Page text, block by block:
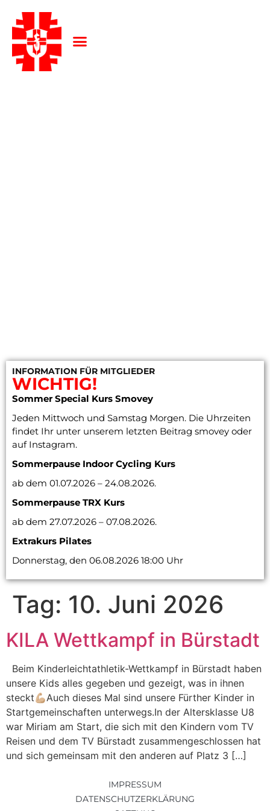
INFORMATION FÜR MITGLIEDER
WICHTIG!
Sommer Special Kurs Smovey
Jeden Mittwoch und Samstag Morgen. Die Uhrzeiten
findet Ihr unter unserem letzten Beitrag smovey oder
auf Instagram.
Sommerpause Indoor Cycling Kurs
ab dem 01.07.2026 – 24.08.2026.
Sommerpause TRX Kurs
ab dem 27.07.2026 – 07.08.2026.
Extrakurs Pilates
Donnerstag, den 06.08.2026 18:00 Uhr
Tag: 10. Juni 2026
KILA Wettkampf in Bürstadt
Beim Kinderleichtathletik-Wettkampf in Bürstadt haben
unsere Kids alles gegeben und gezeigt, was in ihnen
steckt💪🏼Auch dieses Mal sind unsere Fürther Kinder in
Startgemeinschaften unterwegs.In der Altersklasse U8
war Miriam am Start, die sich mit den Kindern vom TV
Reisen und dem TV Bürstadt zusammengeschlossen hat
und sich gemeinsam mit den anderen auf Platz 3 […]
IMPRESSUM
DATENSCHUTZERKLÄRUNG